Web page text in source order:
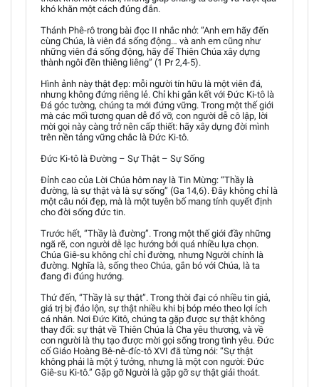
khó khăn một cách đúng đắn.
Thánh Phê-rô trong bài đọc II nhắc nhở: “Anh em hãy đến
cùng Chúa, là viên đá sống động… và anh em cũng như
những viên đá sống động, hãy để Thiên Chúa xây dựng
thành ngôi đền thiêng liêng” (1 Pr 2,4-5).
Hình ảnh này thật đẹp: mỗi người tín hữu là một viên đá,
nhưng không đứng riêng lẻ. Chỉ khi gắn kết với Đức Ki-tô là
Đá góc tường, chúng ta mới đứng vững. Trong một thế giới
mà các mối tương quan dễ đổ vỡ, con người dễ cô lập, lời
mời gọi này càng trở nên cấp thiết: hãy xây dựng đời mình
trên nền tảng vững chắc là Đức Ki-tô.
Đức Ki-tô là Đường – Sự Thật – Sự Sống
Đỉnh cao của Lời Chúa hôm nay là Tin Mừng: “Thầy là
đường, là sự thật và là sự sống” (Ga 14,6). Đây không chỉ là
một câu nói đẹp, mà là một tuyên bố mang tính quyết định
cho đời sống đức tin.
Trước hết, “Thầy là đường”. Trong một thế giới đầy những
ngã rẽ, con người dễ lạc hướng bởi quá nhiều lựa chọn.
Chúa Giê-su không chỉ chỉ đường, nhưng Người chính là
đường. Nghĩa là, sống theo Chúa, gắn bó với Chúa, là ta
đang đi đúng hướng.
Thứ đến, “Thầy là sự thật”. Trong thời đại có nhiều tin giả,
giá trị bị đảo lộn, sự thật nhiều khi bị bóp méo theo lợi ích
cá nhân. Nơi Đức Kitô, chúng ta gặp được sự thật không
thay đổi: sự thật về Thiên Chúa là Cha yêu thương, và về
con người là thụ tạo được mời gọi sống trong tình yêu. Đức
cố Giáo Hoàng Bê-nê-đíc-tô XVI đã từng nói: “Sự thật
không phải là một ý tưởng, nhưng là một con người: Đức
Giê-su Ki-tô.” Gặp gỡ Người là gặp gỡ sự thật giải thoát.